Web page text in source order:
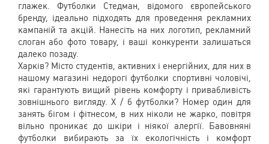
глажек. Футболки Стедман, відомого європейського
бренду, ідеально підходять для проведення рекламних
кампаній та акцій. Нанесіть на них логотип, рекламний
слоган або фото товару, і ваші конкуренти залишаться
далеко позаду.
Харків? Місто студентів, активних і енергійних, для них в
нашому магазині недорогі футболки спортивні чоловічі,
які гарантують вищий рівень комфорту і привабливість
зовнішнього вигляду. Х / б футболки? Номер один для
занять бігом і фітнесом, в них ніколи не жарко, повітря
вільно проникає до шкіри і ніякої алергії. Бавовняні
футболки вибирають за їх екологічність і комфорт